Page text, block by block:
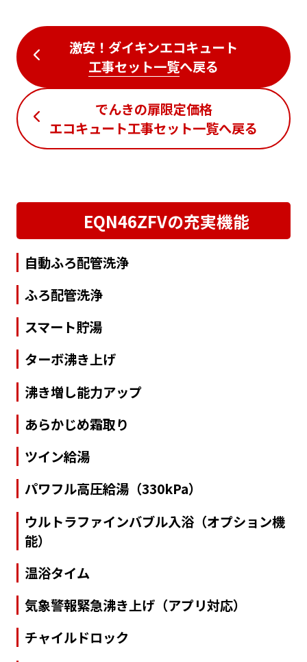
激安！ダイキンエコキュート
工事セット一覧へ戻る
でんきの扉限定価格
エコキュート工事セット一覧へ戻る
EQN46ZFVの充実機能
自動ふろ配管洗浄
ふろ配管洗浄
スマート貯湯
ターボ沸き上げ
沸き増し能力アップ
あらかじめ霜取り
ツイン給湯
パワフル高圧給湯（330kPa）
ウルトラファインバブル入浴（オプション機
能）
温浴タイム
気象警報緊急沸き上げ（アプリ対応）
チャイルドロック